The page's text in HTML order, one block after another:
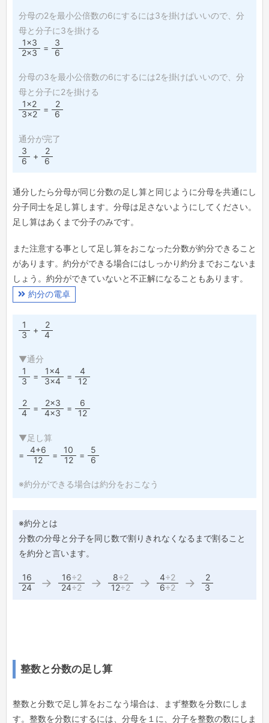
分母の2を最小公倍数の6にするには3を掛けばいいので、分
母と分子に3を掛ける
1×3
2×3
=
3
6
分母の3を最小公倍数の6にするには2を掛けばいいので、分
母と分子に2を掛ける
1×2
3×2
=
2
6
通分が完了
3
6
+
2
6
通分したら分母が同じ分数の足し算と同じように分母を共通にし
分子同士を足し算します。分母は足さないようにしてください。
足し算はあくまで分子のみです。
また注意する事として足し算をおこなった分数が約分できること
があります。約分ができる場合にはしっかり約分までおこないま
しょう。約分ができていないと不正解になることもあります。
約分の電卓
1
3
+
2
4
▼通分
1
3
=
1×4
3×4
=
4
12
2
4
=
2×3
4×3
=
6
12
▼足し算
=
4+6
12
=
10
12
=
5
6
※約分ができる場合は約分をおこなう
※約分とは
分数の分母と分子を同じ数で割りきれなくなるまで割ること
を約分と言います。
16
24
→
16 ÷2
24÷2
→
8 ÷2
12÷2
→
4÷2
6 ÷2
→
2
3
整数と分数の足し算
整数と分数で足し算をおこなう場合は、まず整数を分数にしま
す。整数を分数にするには、分母を１に、分子を整数の数にしま